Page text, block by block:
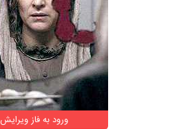
ورود به فاز ویرایش